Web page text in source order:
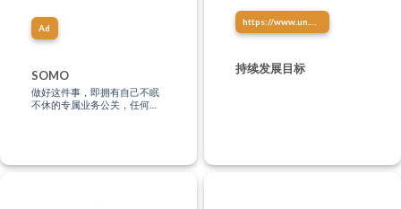
Ad
SOMO
做好这件事，即拥有自己不眠
不休的专属业务公关，任何时
持续发展目标